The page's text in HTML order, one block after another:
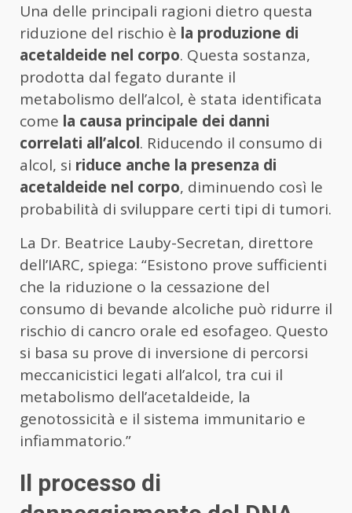
Una delle principali ragioni dietro questa
riduzione del rischio è la produzione di
acetaldeide nel corpo. Questa sostanza,
prodotta dal fegato durante il
metabolismo dell’alcol, è stata identificata
come la causa principale dei danni
correlati all’alcol. Riducendo il consumo di
alcol, si riduce anche la presenza di
acetaldeide nel corpo, diminuendo così le
probabilità di sviluppare certi tipi di tumori.
La Dr. Beatrice Lauby-Secretan, direttore
dell’IARC, spiega: “Esistono prove sufficienti
che la riduzione o la cessazione del
consumo di bevande alcoliche può ridurre il
rischio di cancro orale ed esofageo. Questo
si basa su prove di inversione di percorsi
meccanicistici legati all’alcol, tra cui il
metabolismo dell’acetaldeide, la
genotossicità e il sistema immunitario e
infiammatorio.”
Il processo di